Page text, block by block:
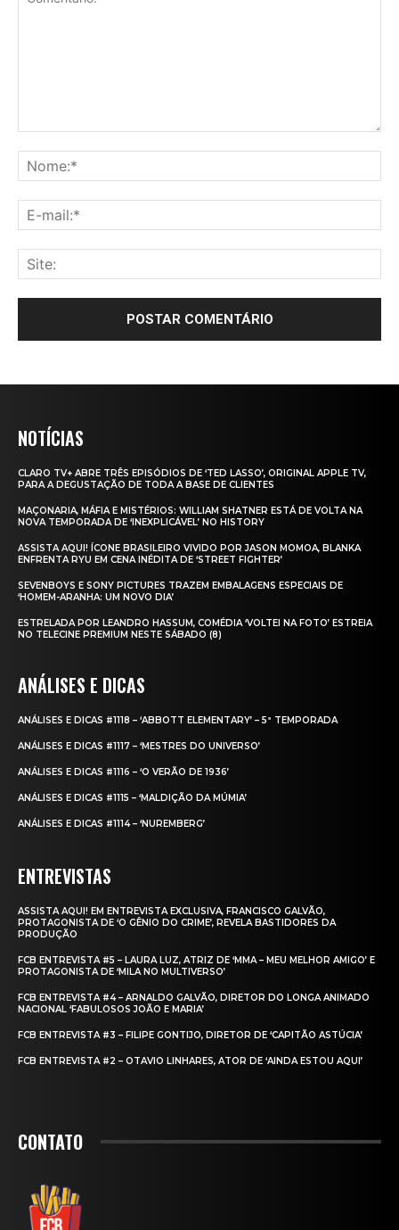
NOTÍCIAS
CLARO TV+ ABRE TRÊS EPISÓDIOS DE ‘TED LASSO’, ORIGINAL APPLE TV,
PARA A DEGUSTAÇÃO DE TODA A BASE DE CLIENTES
MAÇONARIA, MÁFIA E MISTÉRIOS: WILLIAM SHATNER ESTÁ DE VOLTA NA
NOVA TEMPORADA DE ‘INEXPLICÁVEL’ NO HISTORY
ASSISTA AQUI! ÍCONE BRASILEIRO VIVIDO POR JASON MOMOA, BLANKA
ENFRENTA RYU EM CENA INÉDITA DE ‘STREET FIGHTER’
SEVENBOYS E SONY PICTURES TRAZEM EMBALAGENS ESPECIAIS DE
‘HOMEM-ARANHA: UM NOVO DIA’
ESTRELADA POR LEANDRO HASSUM, COMÉDIA ‘VOLTEI NA FOTO’ ESTREIA
NO TELECINE PREMIUM NESTE SÁBADO (8)
ANÁLISES E DICAS
ANÁLISES E DICAS #1118 – ‘ABBOTT ELEMENTARY’ – 5ª TEMPORADA
ANÁLISES E DICAS #1117 – ‘MESTRES DO UNIVERSO’
ANÁLISES E DICAS #1116 – ‘O VERÃO DE 1936’
ANÁLISES E DICAS #1115 – ‘MALDIÇÃO DA MÚMIA’
ANÁLISES E DICAS #1114 – ‘NUREMBERG’
ENTREVISTAS
ASSISTA AQUI! EM ENTREVISTA EXCLUSIVA, FRANCISCO GALVÃO,
PROTAGONISTA DE ‘O GÊNIO DO CRIME’, REVELA BASTIDORES DA
PRODUÇÃO
FCB ENTREVISTA #5 – LAURA LUZ, ATRIZ DE ‘MMA – MEU MELHOR AMIGO’ E
PROTAGONISTA DE ‘MILA NO MULTIVERSO’
FCB ENTREVISTA #4 – ARNALDO GALVÃO, DIRETOR DO LONGA ANIMADO
NACIONAL ‘FABULOSOS JOÃO E MARIA’
FCB ENTREVISTA #3 – FILIPE GONTIJO, DIRETOR DE ‘CAPITÃO ASTÚCIA’
FCB ENTREVISTA #2 – OTAVIO LINHARES, ATOR DE ‘AINDA ESTOU AQUI’
CONTATO